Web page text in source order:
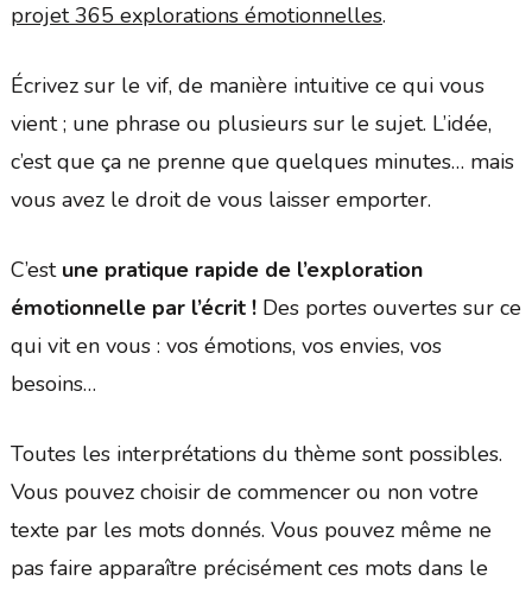
projet 365 explorations émotionnelles.
Écrivez sur le vif, de manière intuitive ce qui vous
vient ; une phrase ou plusieurs sur le sujet. L’idée,
c’est que ça ne prenne que quelques minutes… mais
vous avez le droit de vous laisser emporter.
C’est une pratique rapide de l’exploration
émotionnelle par l’écrit ! Des portes ouvertes sur ce
qui vit en vous : vos émotions, vos envies, vos
besoins…
Toutes les interprétations du thème sont possibles.
Vous pouvez choisir de commencer ou non votre
texte par les mots donnés. Vous pouvez même ne
pas faire apparaître précisément ces mots dans le